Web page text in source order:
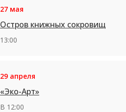
27 мая
Остров книжных сокровищ
13:00
29 апреля
«Эко-Арт»
В 12:00